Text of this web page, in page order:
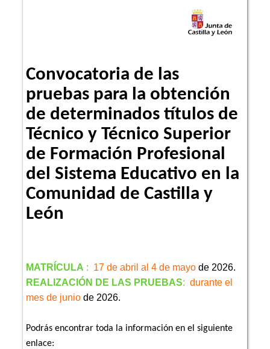
Convocatoria de las
pruebas para la obtención
de determinados títulos de
Técnico y Técnico Superior
de Formación Profesional
del Sistema Educativo en la
Comunidad de Castilla y
León
MATRÍCULA : 17 de abril al 4 de mayo de 2026.
REALIZACIÓN DE LAS PRUEBAS: durante el
mes de junio de 2026.
Podrás encontrar toda la información en el siguiente
enlace: